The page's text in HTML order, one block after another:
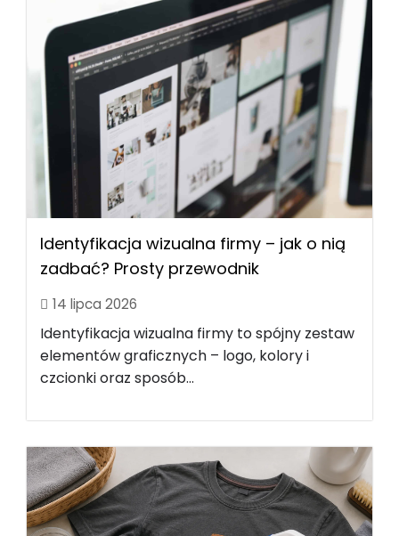
Identyfikacja wizualna firmy – jak o nią
zadbać? Prosty przewodnik
14 lipca 2026
Identyfikacja wizualna firmy to spójny zestaw
elementów graficznych – logo, kolory i
czcionki oraz sposób...